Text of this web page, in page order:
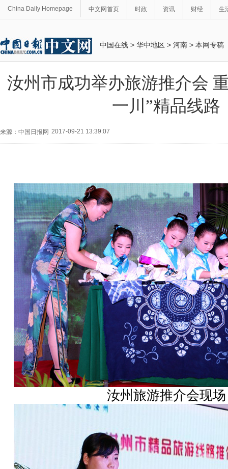
China Daily Homepage 中文网首页 时政 资讯 财经 生
中国在线 > 华中地区 > 河南 > 本网专稿
汝州市成功举办旅游推介会
一川”精品线路
来源：中国日报网 2017-09-21 13:39:07
汝州旅游推介会现场